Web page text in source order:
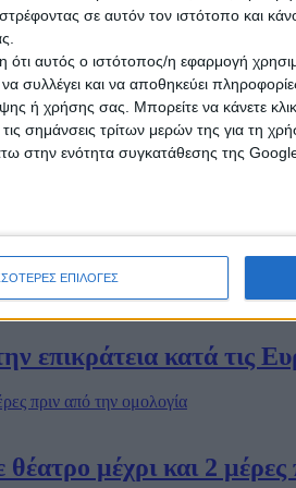
σε αυτόν τον ιστότοπο και
αυτός ο ιστότοπος/η εφαρμογή
συλλέγει και να αποθηκεύει
ή χρήσης σας. Μπορείτε να κάνετε
σημάνσεις τρίτων μερών της για τη
στην ενότητα συγκατάθεσης της
ΕΠΙΛΟΓΕΣ
η 11χρονη που
Ευρωπαϊκό
επικράτεια κατά τις
μέχρι και 2